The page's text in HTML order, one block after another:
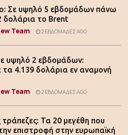
Σε υψηλό 5 εβδομάδων πάνω
δολάρια το Brent
Team 2 ΕΒΔΟΜΆΔΕΣ AGO
υψηλό 2 εβδομάδων:
τα 4.139 δολάρια εν αναμονή
Team 2 ΕΒΔΟΜΆΔΕΣ AGO
τράπεζες: Τα 20 μεγέθη που
επιστροφή στην ευρωπαϊκή